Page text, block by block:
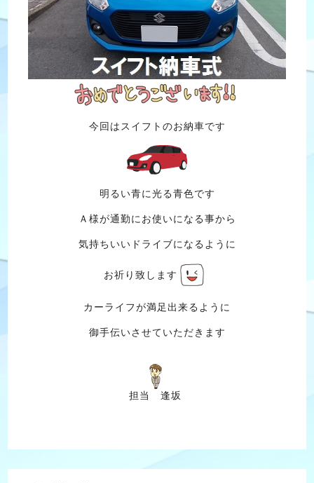
今回はスイフトのお納車です
明るい青に光る青色です
Ａ様が通勤にお使いになる事から
気持ちいいドライブになるように
お祈り致します
カーライフが満足出来るように
御手伝いさせていただきます
担当 逢坂